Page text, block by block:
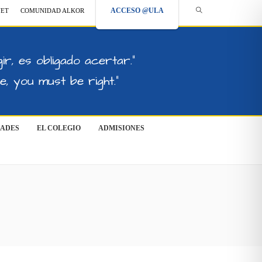
COMUNIDAD ALKOR ACCESO @ULA
es obligado acertar."
you must be right."
EL COLEGIO ADMISIONES